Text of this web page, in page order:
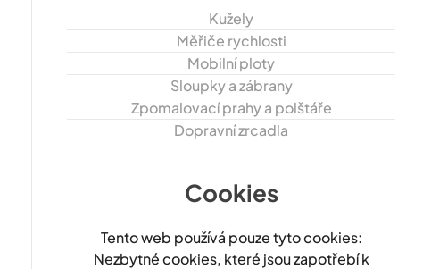
Kužely
Měřiče rychlosti
Mobilní ploty
Sloupky a zábrany
Zpomalovací prahy a polštáře
Dopravní zrcadla
Cookies
Tento web používá pouze tyto cookies:
Nezbytné cookies, které jsou zapotřebí k